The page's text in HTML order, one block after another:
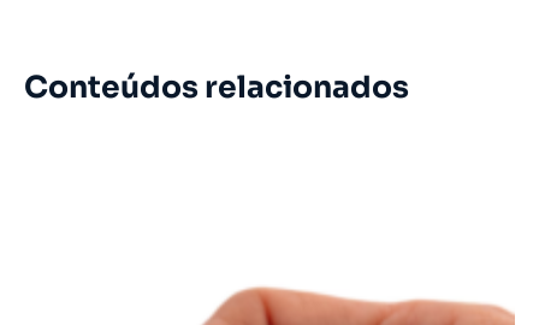
Conteúdos relacionados